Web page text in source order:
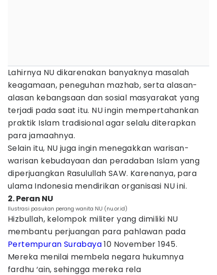
Lahirnya NU dikarenakan banyaknya masalah
keagamaan, peneguhan mazhab, serta alasan-
alasan kebangsaan dan sosial masyarakat yang
terjadi pada saat itu. NU ingin mempertahankan
praktik Islam tradisional agar selalu diterapkan
para jamaahnya.
Selain itu, NU juga ingin menegakkan warisan-
warisan kebudayaan dan peradaban Islam yang
diperjuangkan Rasulullah SAW. Karenanya, para
ulama Indonesia mendirikan organisasi NU ini.
2. Peran NU
Ilustrasi pasukan perang wanita NU (nu.or.id)
Hizbullah, kelompok militer yang dimiliki NU
membantu perjuangan para pahlawan pada
Pertempuran Surabaya10 November 1945.
Mereka menilai membela negara hukumnya
fardhu ‘ain, sehingga mereka rela